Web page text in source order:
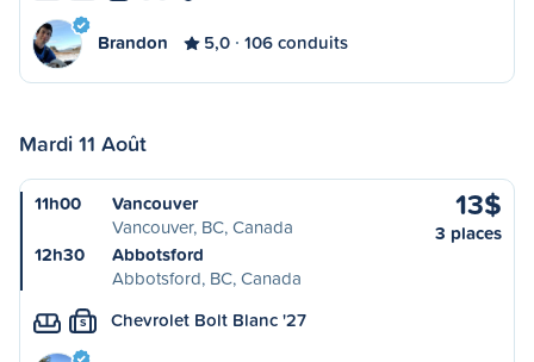
Brandon 5,0 106 conduits
Mardi 11 Août
11h00
Vancouver
Vancouver, BC, Canada
12h30
Abbotsford
Abbotsford, BC, Canada
13$
3 places
S Chevrolet Bolt Blanc '27